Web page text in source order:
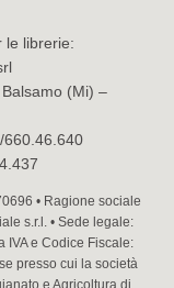
le librerie:
(Mi) –
660.46.640
• Ragione sociale
s.r.l. • Sede legale:
IVA e Codice Fiscale:
presso cui la società
e Agricoltura di